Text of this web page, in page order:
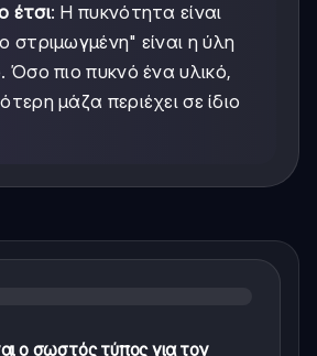
έτσι: Η πυκνότητα είναι
είναι η ύλη
πιο πυκνό ένα υλικό,
μάζα περιέχει σε ίδιο
ο σωστός τύπος για τον